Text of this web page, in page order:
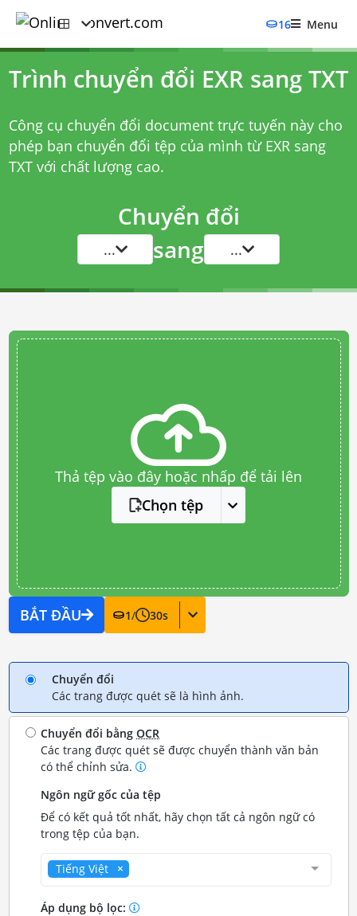
16 Menu
Trình chuyển đổi EXR sang TXT
Công cụ chuyển đổi document trực tuyến này cho
phép bạn chuyển đổi tệp của mình từ EXR sang
TXT với chất lượng cao.
Chuyển đổi
... sang ...
Thả tệp vào đây hoặc nhấp để tải lên
Chọn tệp
BẮT ĐẦU 1/ 30s
Chuyển đổi
Các trang được quét sẽ là hình ảnh.
Chuyển đổi bằngOCR
Các trang được quét sẽ được chuyển thành văn bản
có thể chỉnh sửa.
Ngôn ngữ gốc của tệp
Để có kết quả tốt nhất, hãy chọn tất cả ngôn ngữ có
trong tệp của bạn.
Tiếng Việt
Áp dụng bộ lọc: